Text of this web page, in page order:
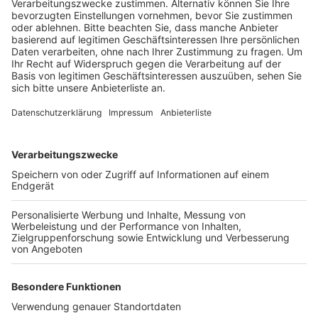
Anzeige
Die Stadt Pulheim hat wegen der Corona-Pandemie
Sitzung schon zwei Mal verschoben. Sie soll jetzt
bei der SPD auf heftige Kritik. In einem offenen Brief
fordert sie Bürgermeister Keppeler auf, möglichst
schnell zu einer Sitzung des Ältestenrat einzuladen,
um hier das weitere Vorgehen zu besprechen. Denn sie
ärgert sich, dass der Bürgermeister die Termine
verschoben hat, ohne die Ratspolitiker in seine
Entscheidung einzubinden.
Anzeige